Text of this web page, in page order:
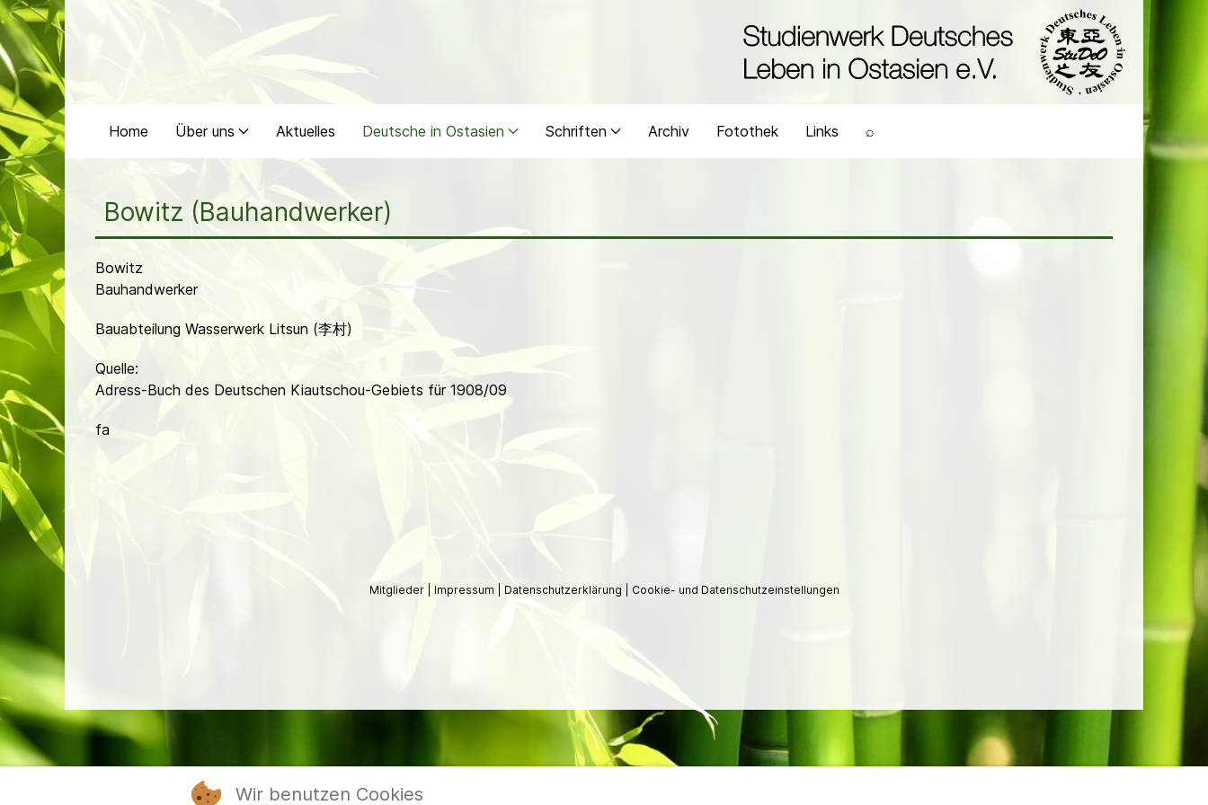
Home Über uns Aktuelles Deutsche in Ostasien Schriften Archiv Fotothek Links ⌕
Bowitz (Bauhandwerker)
Bowitz
Bauhandwerker
Bauabteilung Wasserwerk Litsun (李村)
Quelle:
Adress-Buch des Deutschen Kiautschou-Gebiets für 1908/09
fa
Mitglieder Impressum Datenschutzerklärung Cookie- und Datenschutzeinstellungen
Wir benutzen Cookies